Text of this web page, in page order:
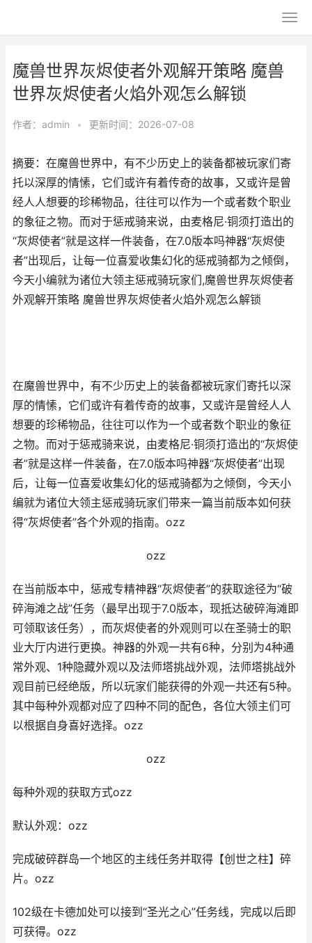
魔兽世界灰烬使者外观解开策略 魔兽
世界灰烬使者火焰外观怎么解锁
作者： admin • 更新时间：2026-07-08
摘要：在魔兽世界中，有不少历史上的装备都被玩家们寄
托以深厚的情愫，它们或许有着传奇的故事，又或许是曾
经人人想要的珍稀物品，往往可以作为一个或者数个职业
的象征之物。而对于惩戒骑来说，由麦格尼·铜须打造出的
“灰烬使者”就是这样一件装备，在7.0版本吗神器“灰烬使
者”出现后，让每一位喜爱收集幻化的惩戒骑都为之倾倒，
今天小编就为诸位大领主惩戒骑玩家们,魔兽世界灰烬使者
外观解开策略 魔兽世界灰烬使者火焰外观怎么解锁
在魔兽世界中，有不少历史上的装备都被玩家们寄托以深
厚的情愫，它们或许有着传奇的故事，又或许是曾经人人
想要的珍稀物品，往往可以作为一个或者数个职业的象征
之物。而对于惩戒骑来说，由麦格尼·铜须打造出的“灰烬使
者”就是这样一件装备，在7.0版本吗神器“灰烬使者”出现
后，让每一位喜爱收集幻化的惩戒骑都为之倾倒，今天小
编就为诸位大领主惩戒骑玩家们带来一篇当前版本如何获
得“灰烬使者”各个外观的指南。ozz
ozz
在当前版本中，惩戒专精神器“灰烬使者”的获取途径为“破
碎海滩之战”任务（最早出现于7.0版本，现抵达破碎海滩即
可领取该任务），而灰烬使者的外观则可以在圣骑士的职
业大厅内进行更换。神器的外观一共有6种，分别为4种通
常外观、1种隐藏外观以及法师塔挑战外观，法师塔挑战外
观目前已经绝版，所以玩家们能获得的外观一共还有5种。
其中每种外观都对应了四种不同的配色，各位大领主们可
以根据自身喜好选择。ozz
ozz
每种外观的获取方式ozz
默认外观：ozz
完成破碎群岛一个地区的主线任务并取得【创世之柱】碎
片。ozz
102级在卡德加处可以接到“圣光之心”任务线，完成以后即
可获得。ozz